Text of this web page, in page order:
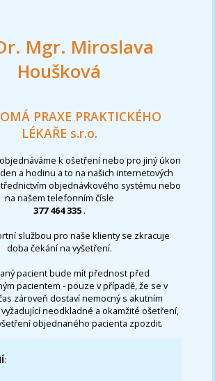
Mgr. Miroslava
Houšková
PRAXE PRAKTICKÉHO
LÉKAŘE s.r.o.
k ošetření nebo pro jiný úkon
a hodinu a to na našich internetových
objednávkového systému nebo
na našem telefonním čísle
377 464 335 .
službou pro naše klienty se zkracuje
doba čekání na vyšetření.
pacient bude mít přednost před
pacientem - pouze v případě, že se v
zároveň dostaví nemocný s akutním
neodkladné a okamžité ošetření,
objednaného pacienta zpozdit.
: